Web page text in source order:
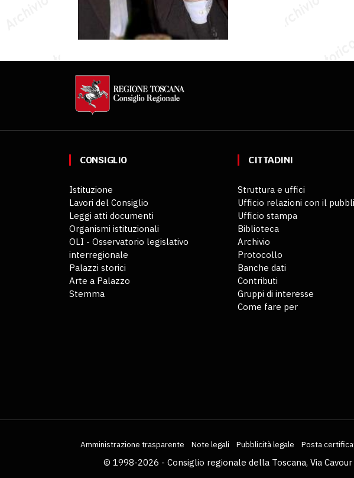
CONSIGLIO
Istituzione
Lavori del Consiglio
Leggi atti documenti
Organismi istituzionali
OLI - Osservatorio legislativo
interregionale
Palazzi storici
Arte a Palazzo
Stemma
CITTADINI
Struttura e uffici
Ufficio relazioni con il
Ufficio stampa
Biblioteca
Archivio
Protocollo
Banche dati
Contributi
Gruppi di interesse
Come fare per
Amministrazione trasparente Note legali Pubblicità legale Posta
© 1998-2026 - Consiglio regionale della Toscana, Via